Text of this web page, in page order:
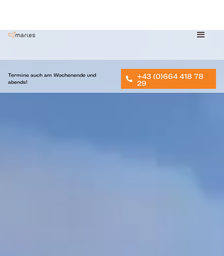
Termine auch am Wochenende und
abends!
+43 (0)664 418 78
29